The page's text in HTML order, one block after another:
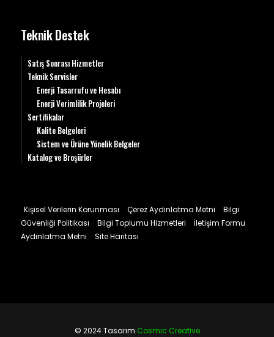
Teknik Destek
Satış Sonrası Hizmetler
Teknik Servisler
Enerji Tasarrufu ve Hesabı
Enerji Verimlilik Projeleri
Sertifikalar
Kalite Belgeleri
Sistem ve Ürüne Yönelik Belgeler
Katalog ve Broşürler
Kişisel Verilerin Korunması Çerez Aydınlatma Metni
Bilgi
Güvenliği Politikası
Bilgi Toplumu Hizmetleri
İletişim Formu
Aydınlatma Metni
Site Haritası
© 2024 Tasarım Cosmic Creative